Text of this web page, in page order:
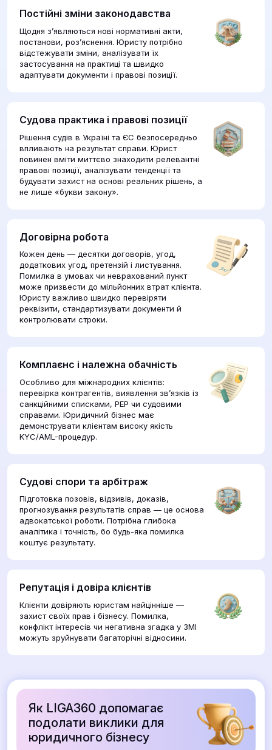
Постійні зміни законодавства
Щодня з’являються нові нормативні акти,
постанови, роз’яснення. Юристу потрібно
відстежувати зміни, аналізувати їх
застосування на практиці та швидко
адаптувати документи і правові позиції.
Судова практика і правові позиції
Рішення судів в Україні та ЄС безпосередньо
впливають на результат справи. Юрист
повинен вміти миттєво знаходити релевантні
правові позиції, аналізувати тенденції та
будувати захист на основі реальних рішень, а
не лише «букви закону».
Договірна робота
Кожен день — десятки договорів, угод,
додаткових угод, претензій і листування.
Помилка в умовах чи неврахований пункт
може призвести до мільйонних втрат клієнта.
Юристу важливо швидко перевіряти
реквізити, стандартизувати документи й
контролювати строки.
Комплаєнс і належна обачність
Особливо для міжнародних клієнтів:
перевірка контрагентів, виявлення зв’язків із
санкційними списками, PEP чи судовими
справами. Юридичний бізнес має
демонструвати клієнтам високу якість
KYC/AML-процедур.
Судові спори та арбітраж
Підготовка позовів, відзивів, доказів,
прогнозування результатів справ — це основа
адвокатської роботи. Потрібна глибока
аналітика і точність, бо будь-яка помилка
коштує результату.
Репутація і довіра клієнтів
Клієнти довіряють юристам найцінніше —
захист своїх прав і бізнесу. Помилка,
конфлікт інтересів чи негативна згадка у ЗМІ
можуть зруйнувати багаторічні відносини.
Як LIGA360 допомагає
подолати виклики для
юридичного бізнесу